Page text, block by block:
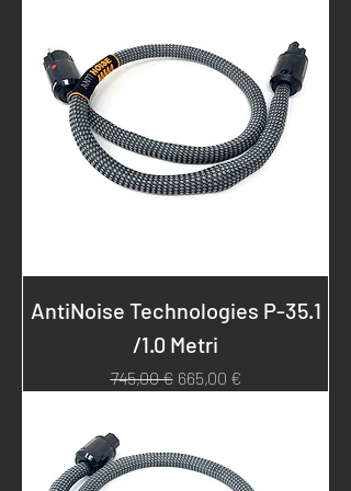
AntiNoise Technologies P-35.1
/1.0 Metri
Prezzo regolare
745,00 € Prezzo scontato
665,00 €